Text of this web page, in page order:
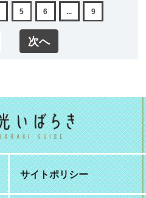
5 6 ... 9
次へ
サイトポリシー